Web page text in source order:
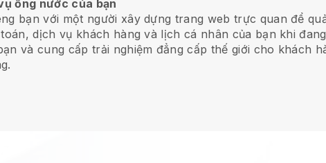
ống nước của bạn
bạn với một người xây dựng trang web trực quan để
dịch vụ khách hàng và lịch cá nhân của bạn khi
và cung cấp trải nghiệm đẳng cấp thế giới cho khách